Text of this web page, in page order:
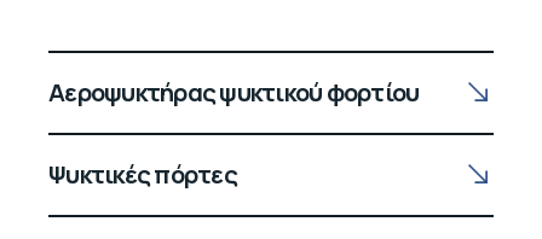
Αεροψυκτήρας ψυκτικού φορτίου
Ψυκτικές πόρτες